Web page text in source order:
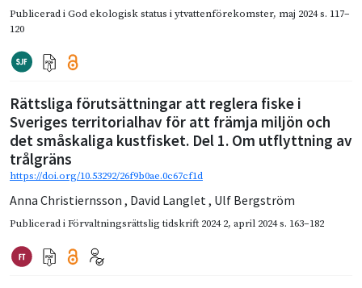
Publicerad iGod ekologisk status i ytvattenförekomster, maj 2024s. 117–
120
Rättsliga förutsättningar att reglera fiske i
Sveriges territorialhav för att främja miljön och
det småskaliga kustfisket. Del 1. Om utflyttning av
trålgräns
https://doi.org/10.53292/26f9b0ae.0c67cf1d
Anna Christiernsson , David Langlet, Ulf Bergström
Publicerad iFörvaltningsrättslig tidskrift 2024 2, april 2024s. 163–182